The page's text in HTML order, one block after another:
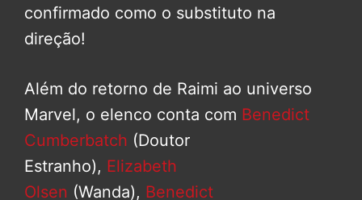
confirmado como o substituto na
direção!
Além do retorno de Raimi ao universo
Marvel, o elenco conta com Benedict
Cumberbatch (Doutor
Estranho), Elizabeth
Olsen (Wanda), Benedict